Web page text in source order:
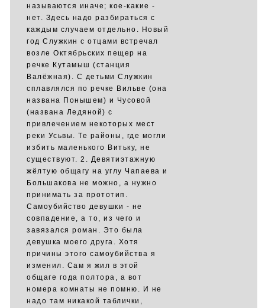
называются иначе; кое-какие -
нет. Здесь надо разбираться с
каждым случаем отдельно. Новый
год Служкин с отцами встречал
возле Октябрьских пещер на
речке Кутамыш (станция
Валёжная). С детьми Служкин
сплавлялся по речке Вильве (она
названа Понышем) и Чусовой
(названа Ледяной) с
привлечением некоторых мест
реки Усьвы. Те районы, где могли
избить маленького Витьку, не
существуют. 2. Девятиэтажную
жёлтую общагу на углу Чапаева и
Большакова не можно, а нужно
принимать за прототип.
Самоубийство девушки - не
совпадение, а то, из чего и
завязался роман. Это была
девушка моего друга. Хотя
причины этого самоубийства я
изменил. Сам я жил в этой
общаге года полтора, а вот
номера комнаты не помню. И не
надо там никакой таблички,